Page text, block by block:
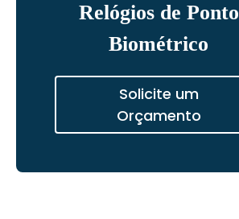
Relógios de Ponto
Biométrico
Solicite um
Orçamento